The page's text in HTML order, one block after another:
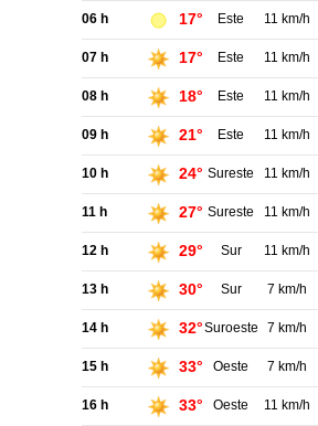
06 h 17° Este 11 km/h
07 h 17° Este 11 km/h
08 h 18° Este 11 km/h
09 h 21° Este 11 km/h
10 h 24° Sureste 11 km/h
11 h 27° Sureste 11 km/h
12 h 29° Sur 11 km/h
13 h 30° Sur 7 km/h
14 h 32°Suroeste 7 km/h
15 h 33° Oeste 7 km/h
16 h 33° Oeste 11 km/h